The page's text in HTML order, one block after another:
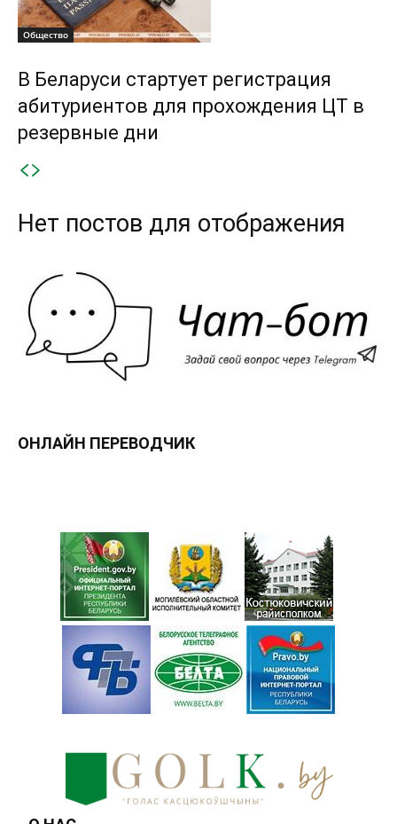
Общество
В Беларуси стартует регистрация
абитуриентов для прохождения ЦТ в
резервные дни
Нет постов для отображения
ОНЛАЙН ПЕРЕВОДЧИК